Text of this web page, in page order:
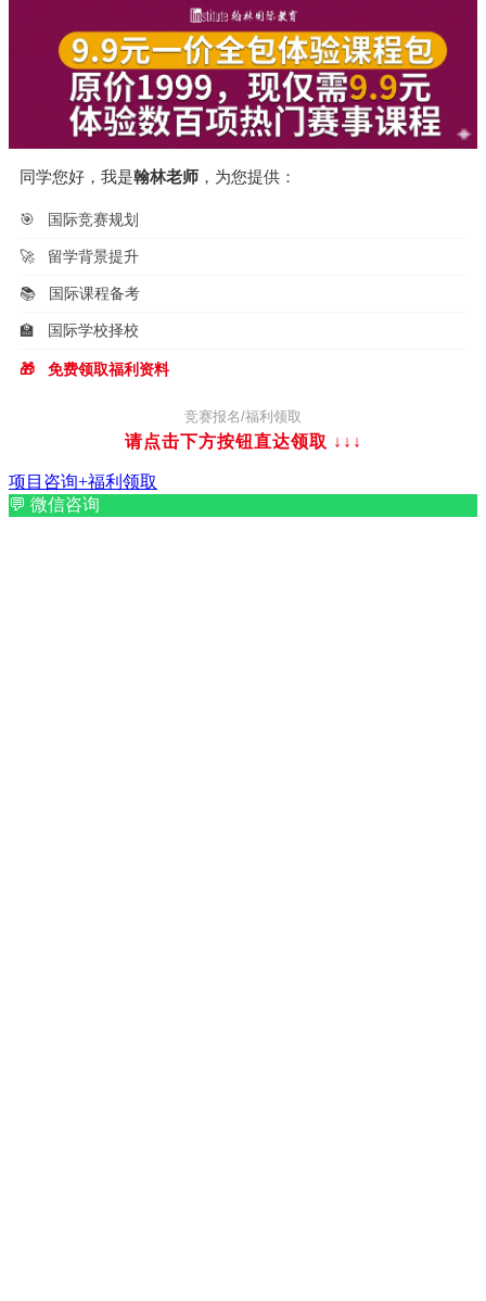
同学您好，我是翰林老师 ，为您提供：
🎯 国际竞赛规划
🚀 留学背景提升
📚 国际课程备考
🏫 国际学校择校
🎁 免费领取福利资料
竞赛报名/福利领取
请点击下方按钮直达领取 ↓↓↓
项目咨询+福利领取
💬 微信咨询